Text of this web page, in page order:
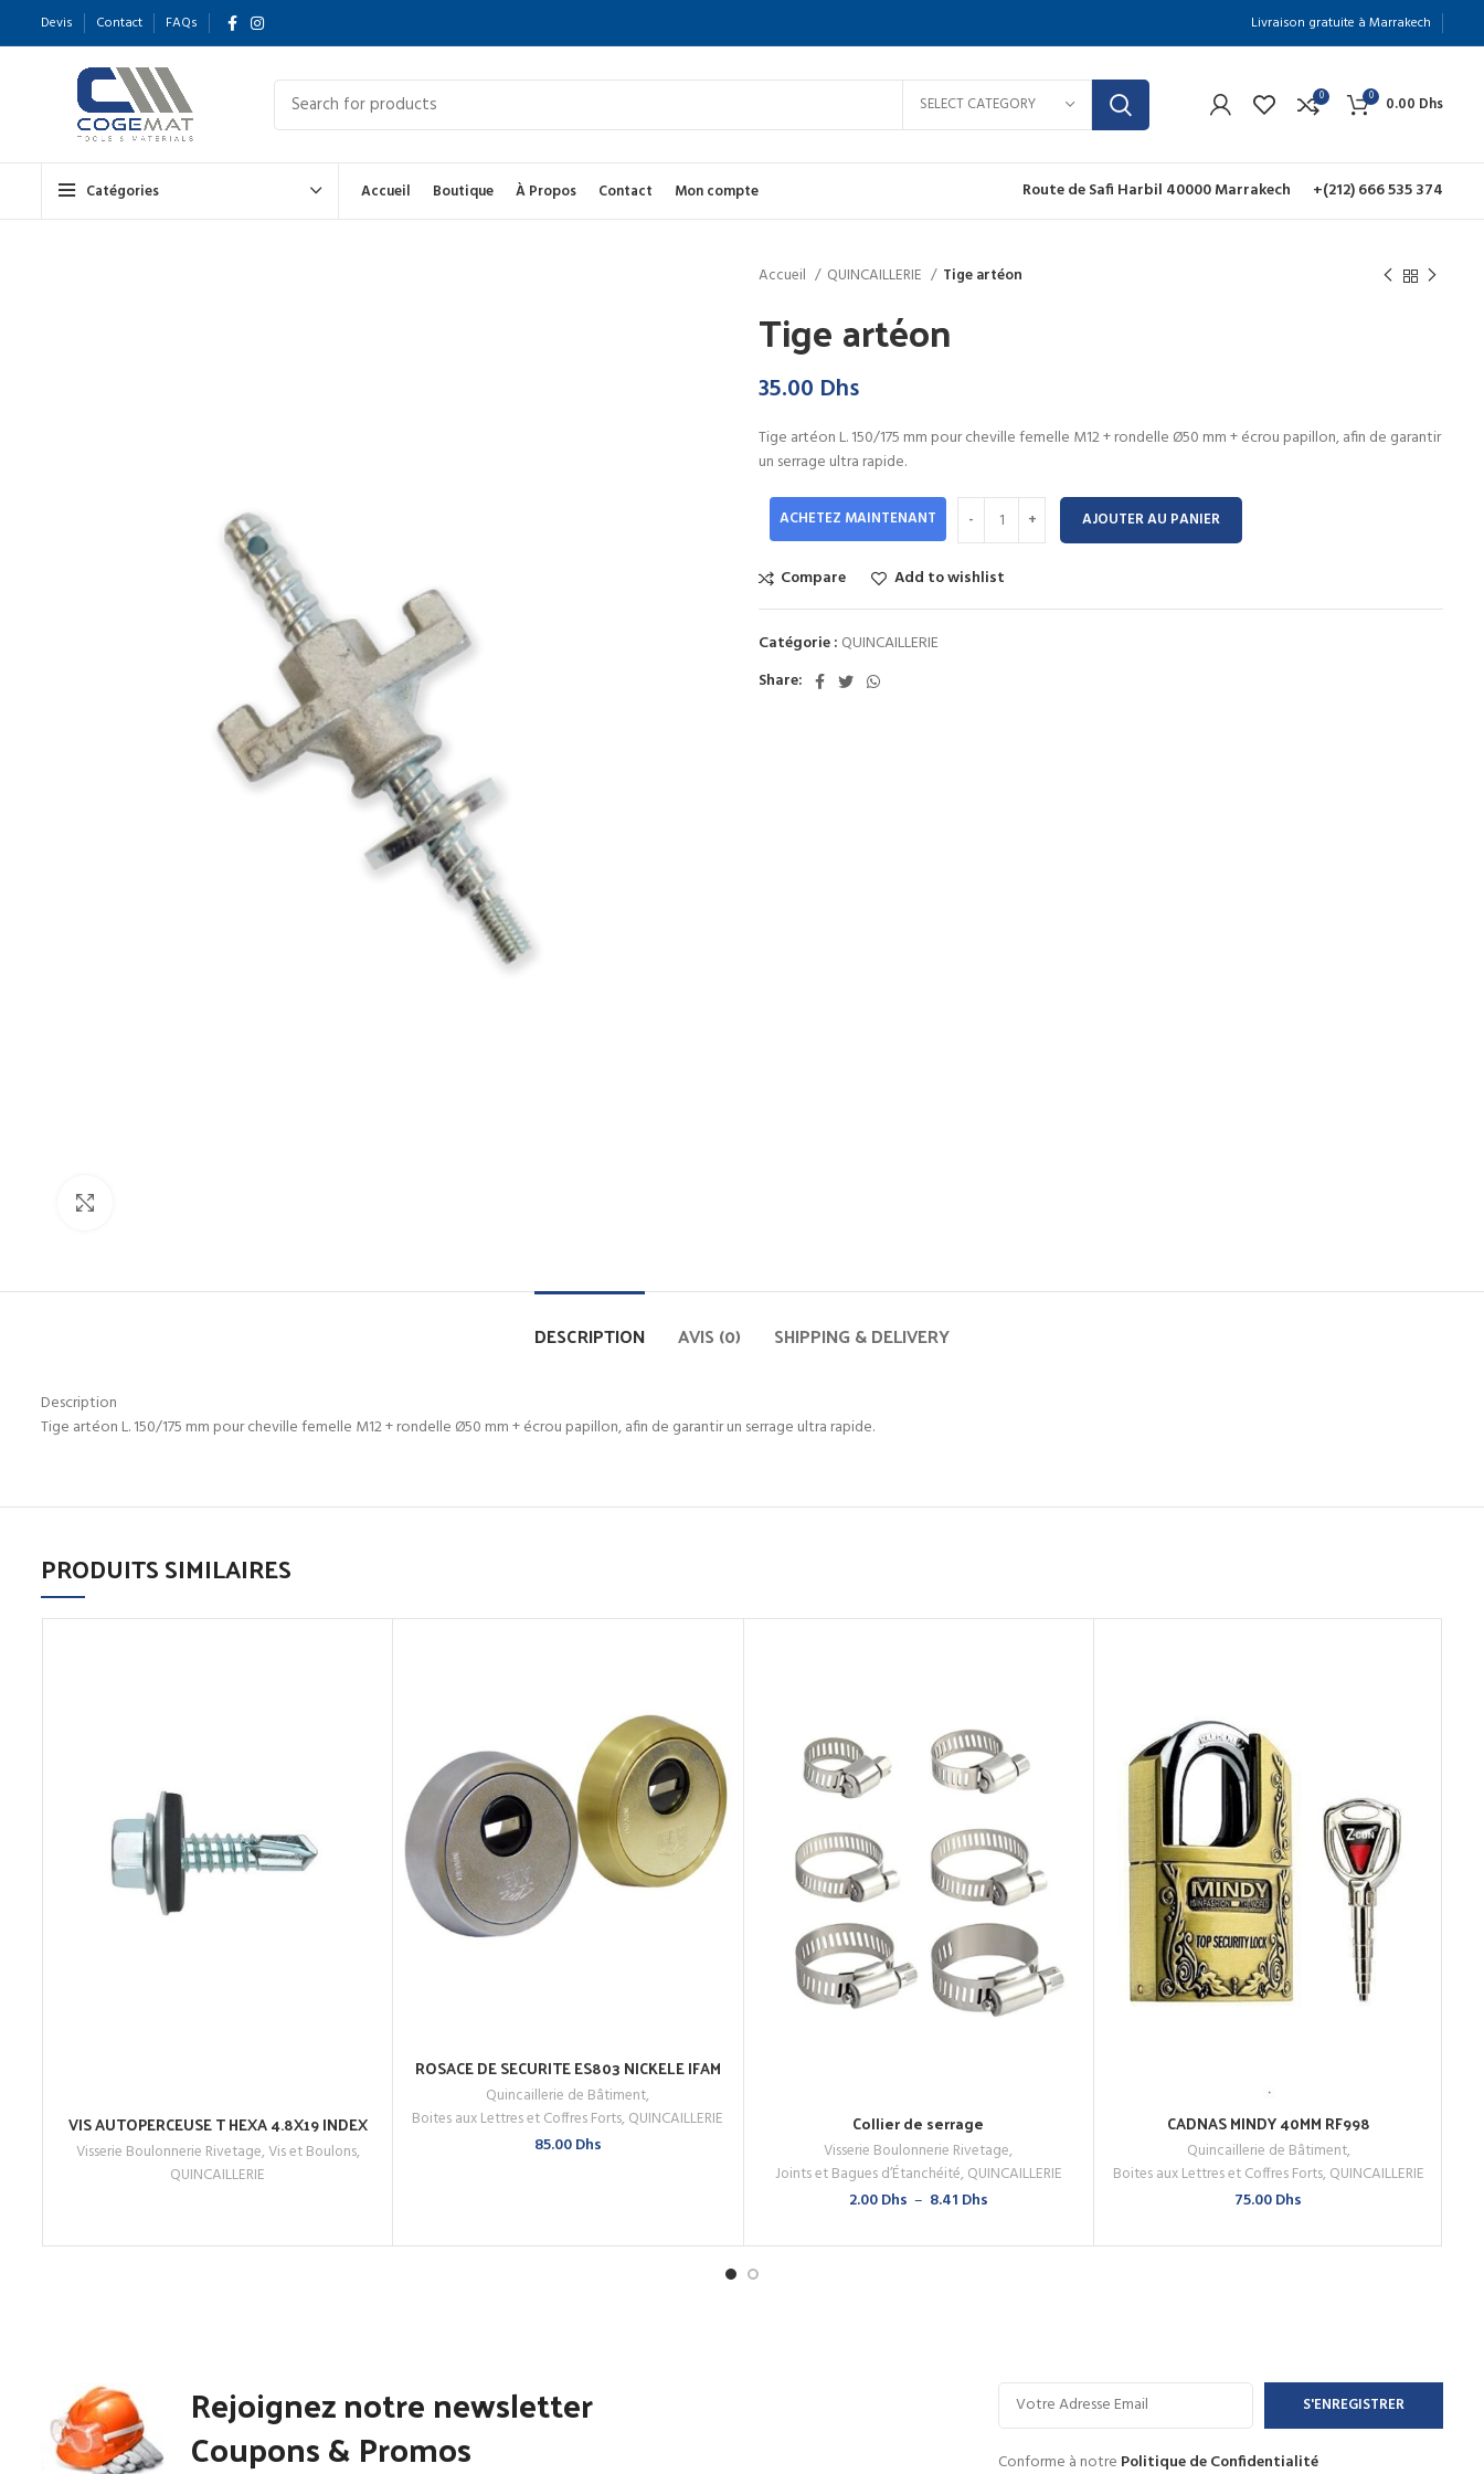
Devis Contact FAQs Livraison gratuite à Marrakech
SELECT CATEGORY 0 0 0.00 Dhs
Catégories Accueil Boutique À Propos Contact Mon compte Route de Safi Harbil 40000 Marrakech +(212) 666 535 374
Accueil QUINCAILLERIE Tige artéon
Tige artéon
35.00 Dhs
Tige artéon L. 150/175 mm pour cheville femelle M12 + rondelle Ø50 mm + écrou papillon, afin de garantir
un serrage ultra rapide.
ACHETEZ MAINTENANT AJOUTER AU PANIER
Compare Add to wishlist
Catégorie : QUINCAILLERIE
Share:
DESCRIPTION AVIS (0) SHIPPING & DELIVERY
Description
Tige artéon L. 150/175 mm pour cheville femelle M12 + rondelle Ø50 mm + écrou papillon, afin de garantir un serrage ultra rapide.
PRODUITS SIMILAIRES
LIRE LA SUITE
ACHETEZ MAINTENANT
VIS AUTOPERCEUSE T HEXA 4.8X19 INDEX
Visserie Boulonnerie Rivetage,Vis et Boulons,
QUINCAILLERIE
AJOUTER AU PANIER
ACHETEZ MAINTENANT
ROSACE DE SECURITE ES803 NICKELE IFAM
Quincaillerie de Bâtiment,
Boites aux Lettres et Coffres Forts, QUINCAILLERIE
85.00Dhs
CHOIX DES OPTIONS
Collier de serrage
Visserie Boulonnerie Rivetage,
Joints et Bagues d’Étanchéité, QUINCAILLERIE
2.00Dhs – 8.41 DhsPlage
prix :
AJOUTER AU PANIER
ACHETEZ MAINTENANT
CADNAS MINDY 40MM RF998
Quincaillerie de Bâtiment,
Boites aux Lettres et Coffres Forts, QUINCAILLERIE
75.00Dhs
Rejoignez notre newsletter
Coupons & Promos Conforme à notre Politique de Confidentialité